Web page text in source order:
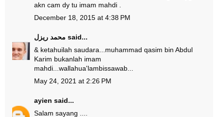
akn cam dy tu imam mahdi .
December 18, 2015 at 4:38 PM
محمد ريزل said...
& ketahuilah saudara...muhammad qasim bin Abdul
Karim bukanlah imam
mahdi...wallahua'lambissawab...
May 24, 2021 at 2:26 PM
ayien said...
Salam sayang ....